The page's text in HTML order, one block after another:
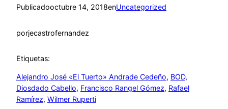
Publicadooctubre 14, 2018enUncategorized
porjecastrofernandez
Etiquetas:
Alejandro José «El Tuerto» Andrade Cedeño, BOD
Diosdado Cabello, Francisco Rangel Gómez, Rafael
Ramírez, Wilmer Ruperti